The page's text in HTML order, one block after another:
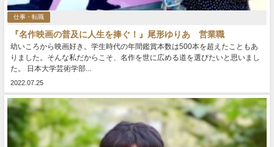
仕事・転職
『名作映画の普及に人生を捧ぐ！』尾形ゆりあ 営業職
幼いころから映画好き。学生時代の年間鑑賞本数は500本を超えたこともあ
りました。そんな私だからこそ、名作を世に広める道を選びたいと思いまし
た。 日本大学芸術学部...
2022.07.25